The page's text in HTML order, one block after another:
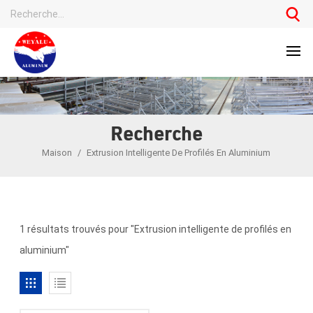
Recherche
Maison / Extrusion Intelligente De Profilés En Aluminium
1 résultats trouvés pour "Extrusion intelligente de profilés en
aluminium"